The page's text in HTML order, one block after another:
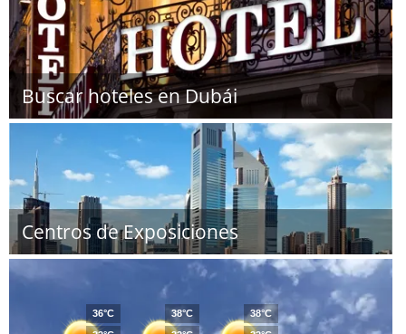
Buscar hoteles en Dubái
Centros de Exposiciones
36°C
38°C
38°C